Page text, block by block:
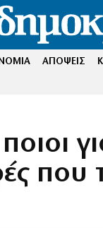
ΑΠΟΨΕΙΣ
που